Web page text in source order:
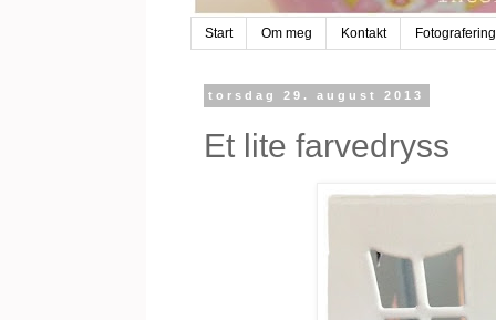
Start Om meg Kontakt Fotografering
torsdag 29. august 2013
Et lite farvedryss